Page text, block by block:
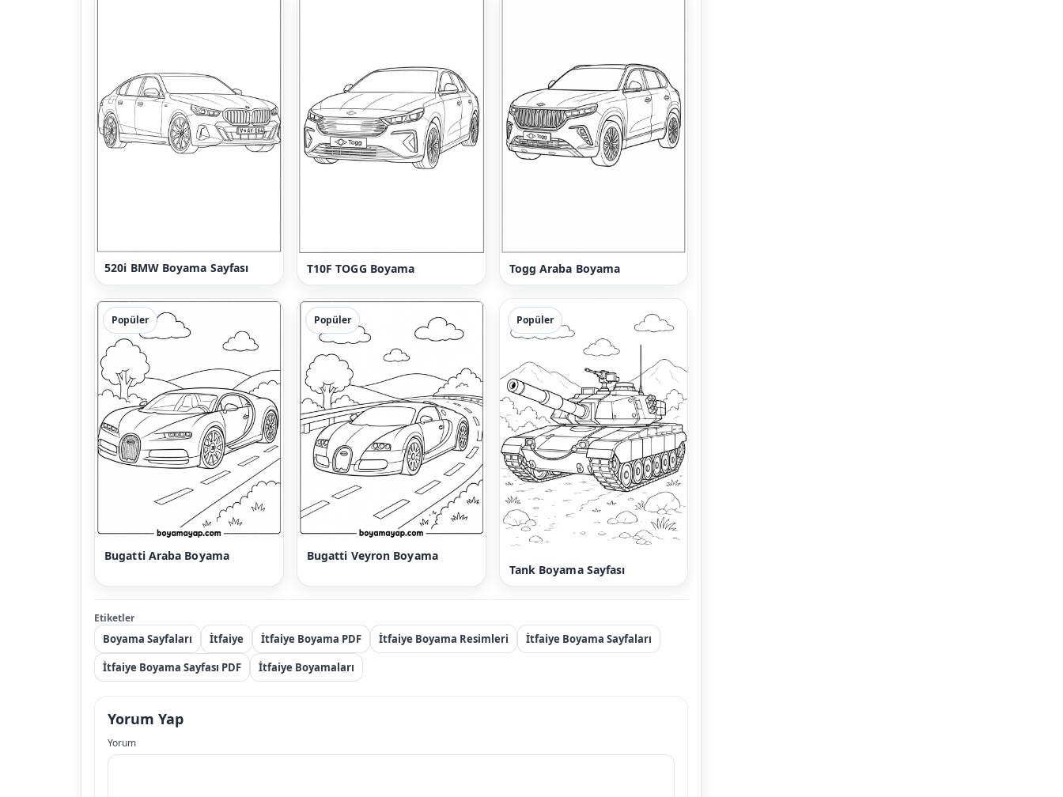
520i BMW Boyama Sayfası T10F TOGG Boyama Togg Araba Boyama
Popüler
Bugatti Araba Boyama
Popüler
Bugatti Veyron Boyama
Popüler
Tank Boyama Sayfası
Etiketler
Boyama Sayfaları İtfaiye İtfaiye Boyama PDF İtfaiye Boyama Resimleri
İtfaiye Boyama Sayfaları
İtfaiye Boyama Sayfası PDF
İtfaiye Boyamaları
Yorum Yap
Yorum